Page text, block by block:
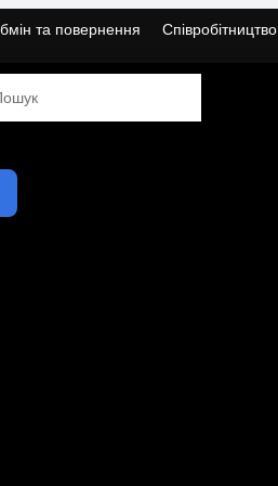
та повернення Співробітництво